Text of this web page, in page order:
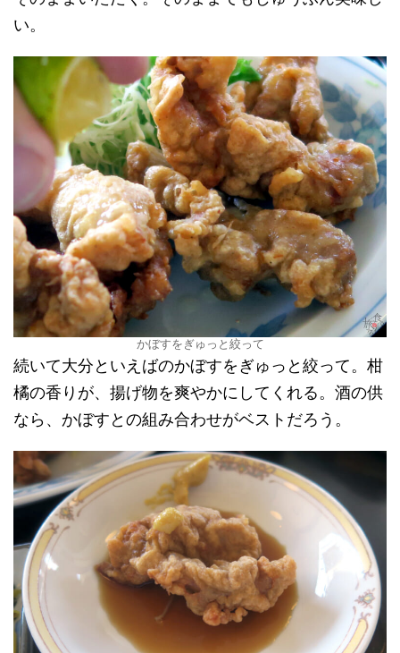
い。
かぼすをぎゅっと絞って
続いて大分といえばのかぼすをぎゅっと絞って。柑
橘の香りが、揚げ物を爽やかにしてくれる。酒の供
なら、かぼすとの組み合わせがベストだろう。